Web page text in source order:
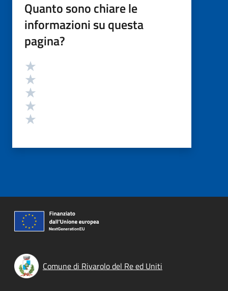
Quanto sono chiare le
informazioni su questa
pagina?
Valutazione
Comune di Rivarolo del Re ed Uniti